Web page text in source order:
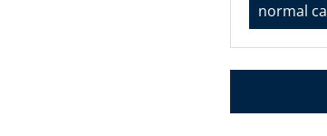
normal